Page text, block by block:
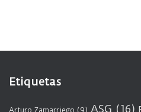
Etiquetas
Arturo Zamarriego (9) ASG (16)